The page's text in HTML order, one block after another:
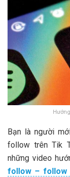
Bạn là người
follow trên Tik
những video
follow – follow